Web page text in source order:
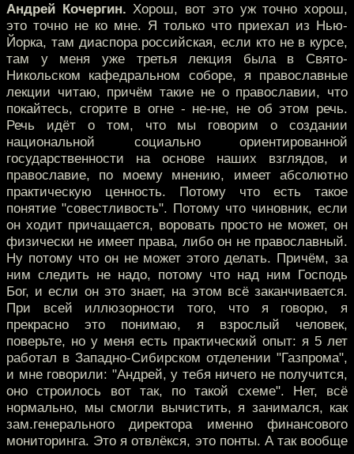
Андрей Кочергин. Хорош, вот это уж точно хорош,
это точно не ко мне. Я только что приехал из Нью-
Йорка, там диаспора российская, если кто не в курсе,
там у меня уже третья лекция была в Свято-
Никольском кафедральном соборе, я православные
лекции читаю, причём такие не о православии, что
покайтесь, сгорите в огне - не-не, не об этом речь.
Речь идёт о том, что мы говорим о создании
национальной социально ориентированной
государственности на основе наших взглядов, и
православие, по моему мнению, имеет абсолютно
практическую ценность. Потому что есть такое
понятие "совестливость". Потому что чиновник, если
он ходит причащается, воровать просто не может, он
физически не имеет права, либо он не православный.
Ну потому что он не может этого делать. Причём, за
ним следить не надо, потому что над ним Господь
Бог, и если он это знает, на этом всё заканчивается.
При всей иллюзорности того, что я говорю, я
прекрасно это понимаю, я взрослый человек,
поверьте, но у меня есть практический опыт: я 5 лет
работал в Западно-Сибирском отделении "Газпрома",
и мне говорили: "Андрей, у тебя ничего не получится,
оно строилось вот так, по такой схеме". Нет, всё
нормально, мы смогли вычистить, я занимался, как
зам.генерального директора именно финансового
мониторинга. Это я отвлёкся, это понты. А так вообще